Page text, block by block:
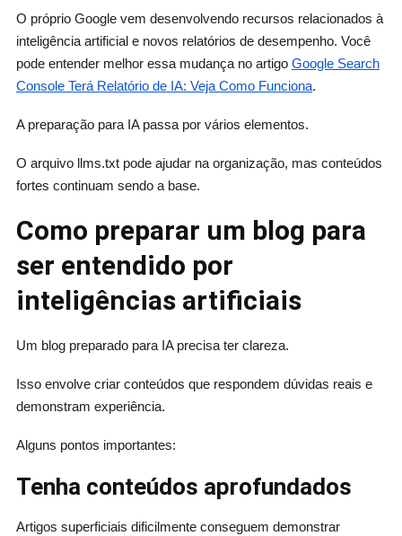
O próprio Google vem desenvolvendo recursos relacionados à
inteligência artificial e novos relatórios de desempenho. Você
pode entender melhor essa mudança no artigo Google Search
Console Terá Relatório de IA: Veja Como Funciona.
A preparação para IA passa por vários elementos.
O arquivo llms.txt pode ajudar na organização, mas conteúdos
fortes continuam sendo a base.
Como preparar um blog para
ser entendido por
inteligências artificiais
Um blog preparado para IA precisa ter clareza.
Isso envolve criar conteúdos que respondem dúvidas reais e
demonstram experiência.
Alguns pontos importantes:
Tenha conteúdos aprofundados
Artigos superficiais dificilmente conseguem demonstrar